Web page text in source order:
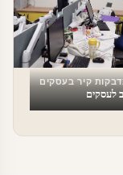
קיר בעסקים
לעסקים